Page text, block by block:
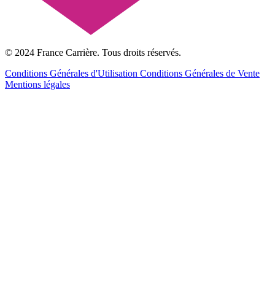
© 2024 France Carrière. Tous droits réservés.
Conditions Générales d'Utilisation Conditions Générales de Vente
Mentions légales